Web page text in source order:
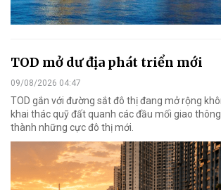
TOD mở dư địa phát triển mới
09/08/2026 04:47
TOD gắn với đường sắt đô thị đang mở rộng
khai thác quỹ đất quanh các đầu mối giao
thành những cực đô thị mới.